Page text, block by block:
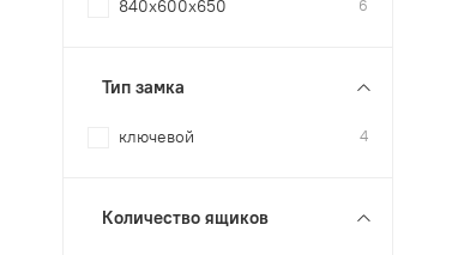
840x600x650 6
Тип замка
ключевой 4
Количество ящиков